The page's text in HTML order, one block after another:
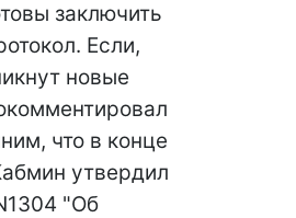
заключить
Если,
новые
что в конце
утвердил
"Об